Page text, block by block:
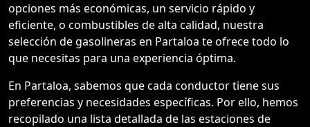
opciones más económicas, un servicio rápido y
eficiente, o combustibles de alta calidad, nuestra
selección de gasolineras en Partaloa te ofrece todo lo
que necesitas para una experiencia óptima.
En Partaloa, sabemos que cada conductor tiene sus
preferencias y necesidades específicas. Por ello, hemos
recopilado una lista detallada de las estaciones de